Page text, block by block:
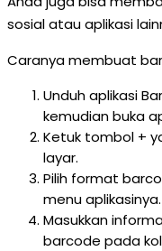
sosial atau aplikasi
Caranya membuat
Unduh aplikasi
kemudian buka
Ketuk tombol +
layar.
Pilih format
menu aplikasinya.
Masukkan
barcode pada